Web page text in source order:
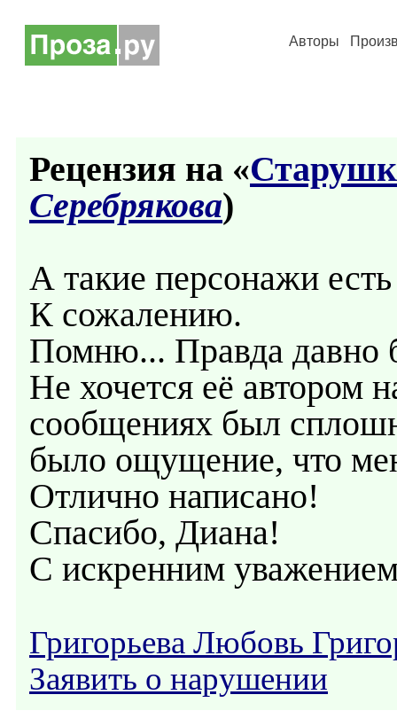
Авторы
Рецензия на «
Серебрякова)
А такие персонажи
К сожалению.
Помню... Правда давно
Не хочется её автором
сообщениях был
было ощущение, что
Отлично написано!
Спасибо, Диана!
С искренним
Григорьева Любовь
Заявить о нарушении